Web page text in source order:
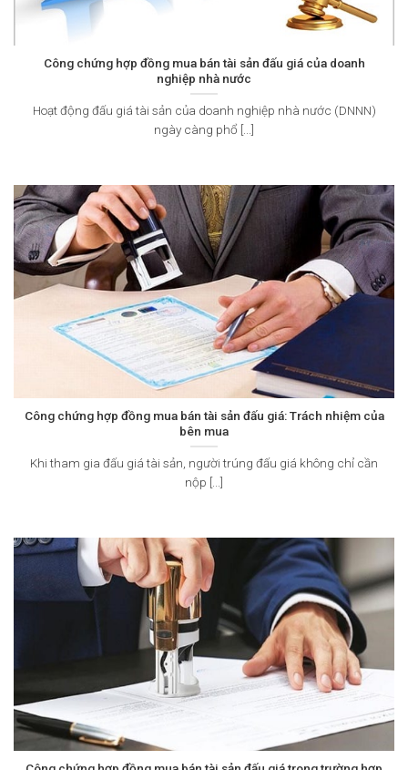
Công chứng hợp đồng mua bán tài sản đấu giá của doanh
nghiệp nhà nước
Hoạt động đấu giá tài sản của doanh nghiệp nhà nước (DNNN)
ngày càng phổ [...]
Công chứng hợp đồng mua bán tài sản đấu giá: Trách nhiệm của
bên mua
Khi tham gia đấu giá tài sản, người trúng đấu giá không chỉ cần
nộp [...]